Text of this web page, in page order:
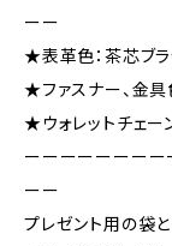
ーー
★表革色：茶芯ブラ
★ファスナー、金具
★ウォレットチェー
ーーーーーーー
ーー
プレゼント用の袋